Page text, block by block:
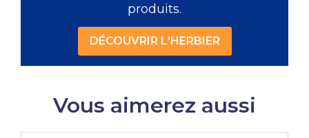
produits.
DÉCOUVRIR L'HERBIER
Vous aimerez aussi